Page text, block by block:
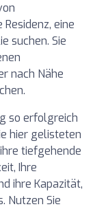
eine
suchen. Sie
nach Nähe
so erfolgreich
hier gelisteten
tiefgehende
Ihre
ihre Kapazität,
Nutzen Sie